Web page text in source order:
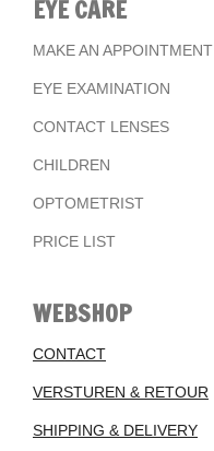
EYE CARE
MAKE AN APPOINTMENT
EYE EXAMINATION
CONTACT LENSES
CHILDREN
OPTOMETRIST
PRICE LIST
WEBSHOP
CONTACT
VERSTUREN & RETOUR
SHIPPING & DELIVERY